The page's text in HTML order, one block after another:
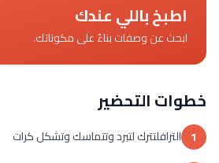
اطبخ باللي عندك
ابحث عن وصفات بناءً على مكوناتك.
خطوات التحضير
1 الترافلتترك لتبرد وتتماسك وتشكل كرات